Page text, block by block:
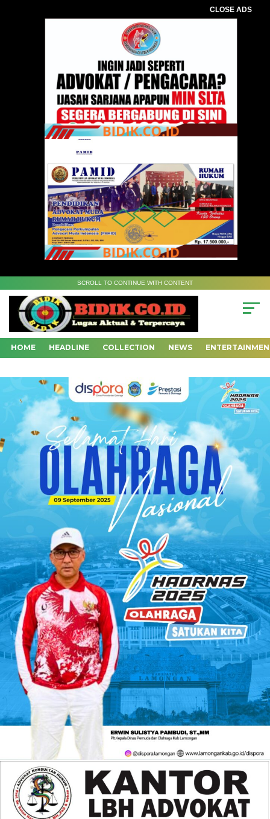
CLOSE ADS
SCROLL TO CONTINUE WITH CONTENT
HOME HEADLINE COLLECTION NEWS